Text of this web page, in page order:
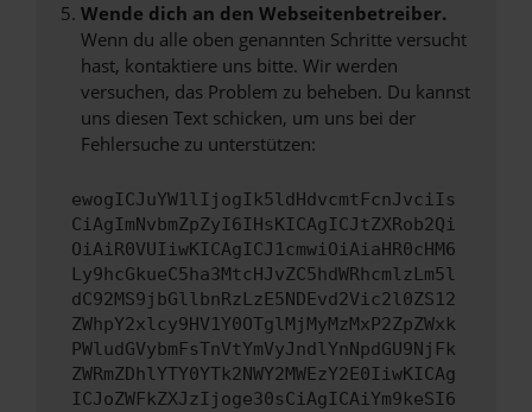
Wende dich an den Webseitenbetreiber.
Wenn du alle oben genannten Schritte versucht
hast, kontaktiere uns bitte. Wir werden
versuchen, das Problem zu beheben. Du kannst
uns diesen Text schicken, um uns bei der
Fehlersuche zu unterstützen:
ewogICJuYW1lIjogIk5ldHdvcmtFcnJvciIs
CiAgImNvbmZpZyI6IHsKICAgICJtZXRob2Qi
OiAiR0VUIiwKICAgICJ1cmwiOiAiaHR0cHM6
Ly9hcGkueC5ha3MtcHJvZC5hdWRhcmlzLm5l
dC92MS9jbGllbnRzLzE5NDEvd2Vic2l0ZS12
ZWhpY2xlcy9HV1Y0OTglMjMyMzMxP2ZpZWxk
PWludGVybmFsTnVtYmVyJndlYnNpdGU9NjFk
ZWRmZDhlYTY0YTk2NWY2MWEzY2E0IiwKICAg
ICJoZWFkZXJzIjoge30sCiAgICAiYm9keSI6